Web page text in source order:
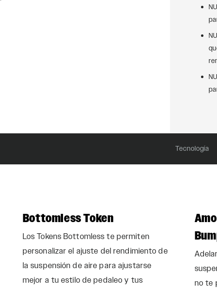
Tecnología
Bottomless Token
Los Tokens Bottomless te permiten
personalizar el ajuste del rendimiento de
la suspensión de aire para ajustarse
mejor a tu estilo de pedaleo y tus
no te